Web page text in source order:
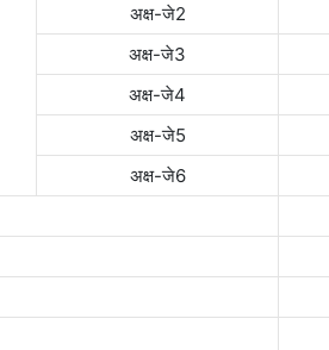
अक्ष-जे2
अक्ष-जे3
अक्ष-जे4
अक्ष-जे5
अक्ष-जे6